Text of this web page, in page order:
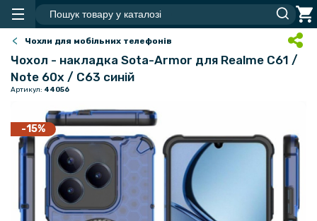
Чохли для мобільних телефонів
Чохол - накладка Sota-Armor для Realme C61 /
Note 60x / C63 синій
Артикул: 44056
-15%